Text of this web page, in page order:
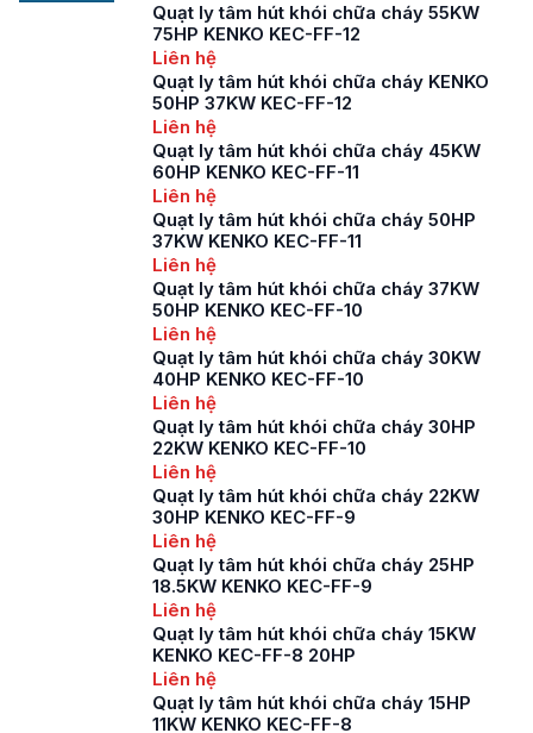
Quạt ly tâm hút khói chữa cháy 55KW
75HP KENKO KEC-FF-12
Liên hệ
Quạt ly tâm hút khói chữa cháy KENKO
50HP 37KW KEC-FF-12
Liên hệ
Quạt ly tâm hút khói chữa cháy 45KW
60HP KENKO KEC-FF-11
Liên hệ
Quạt ly tâm hút khói chữa cháy 50HP
37KW KENKO KEC-FF-11
Liên hệ
Quạt ly tâm hút khói chữa cháy 37KW
50HP KENKO KEC-FF-10
Liên hệ
Quạt ly tâm hút khói chữa cháy 30KW
40HP KENKO KEC-FF-10
Liên hệ
Quạt ly tâm hút khói chữa cháy 30HP
22KW KENKO KEC-FF-10
Liên hệ
Quạt ly tâm hút khói chữa cháy 22KW
30HP KENKO KEC-FF-9
Liên hệ
Quạt ly tâm hút khói chữa cháy 25HP
18.5KW KENKO KEC-FF-9
Liên hệ
Quạt ly tâm hút khói chữa cháy 15KW
KENKO KEC-FF-8 20HP
Liên hệ
Quạt ly tâm hút khói chữa cháy 15HP
11KW KENKO KEC-FF-8